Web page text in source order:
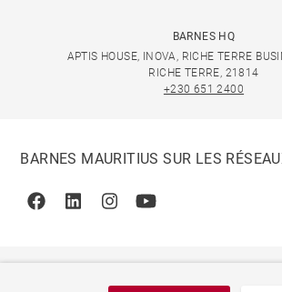
BARNES HQ
APTIS HOUSE, INOVA, RICHE TERRE
RICHE TERRE, 21814
+230 651 2400
BARNES MAURITIUS SUR LES
FacebookLinkedinInstagramYoutube